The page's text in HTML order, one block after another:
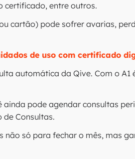
certificado, entre outros.
cartão) pode sofrer avarias,
de uso com certificado
automática da Qive. Com o A1
ainda pode agendar consultas
Consultas.
não só para fechar o mês, mas